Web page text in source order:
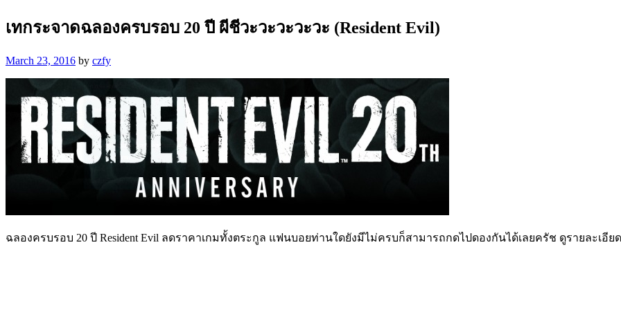
เทกระจาดฉลองครบรอบ 20 ปี ผีชีวะวะวะวะวะ (Resident Evil)
March 23, 2016 by czfy
ฉลองครบรอบ 20 ปี Resident Evil ลดราคาเกมทั้งตระกูล แฟนบอยท่านใดยังมีไม่ครบก็สามารถกดไปดองกันได้เลยครัช ดูรายละเอี